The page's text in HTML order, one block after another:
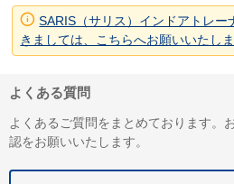
SARIS（サリス）インドアトレー
きましては、こちらへお願いいたしま
よくある質問
よくあるご質問をまとめております。
認をお願いいたします。